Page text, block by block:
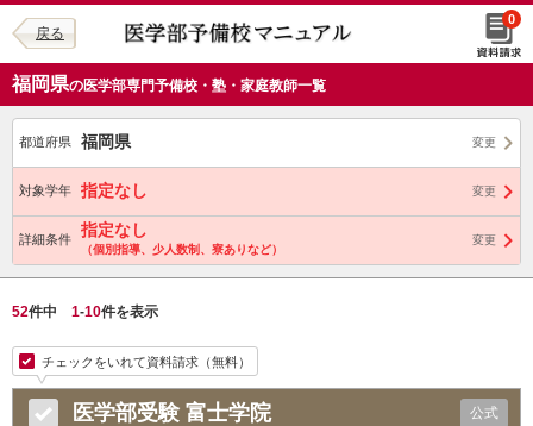
戻る
0
福岡県の医学部専門予備校・塾・家庭教師一覧
都道府県 福岡県 変更
対象学年 指定なし 変更
詳細条件 指定なし
（個別指導、少人数制、寮ありなど）
変更
52件中 1-10件を表示
チェックをいれて資料請求（無料）
医学部受験 富士学院 公式